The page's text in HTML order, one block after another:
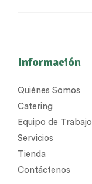
Información
Quiénes Somos
Catering
Equipo de Trabajo
Servicios
Tienda
Contáctenos